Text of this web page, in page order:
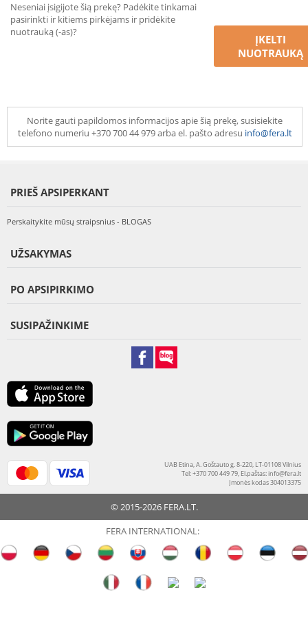
Neseniai įsigijote šią prekę? Padėkite tinkamai
pasirinkti ir kitiems pirkėjams ir pridėkite
nuotrauką (-as)?
ĮKELTI
NUOTRAUKĄ
Norite gauti papildomos informacijos apie šią prekę, susisiekite
telefono numeriu +370 700 44 979 arba el. pašto adresu info@fera.lt
PRIEŠ APSIPERKANT
Perskaitykite mūsų straipsnius - BLOGAS
UŽSAKYMAS
PO APSIPIRKIMO
SUSIPAŽINKIME
UAB Etina, A. Goštauto g. 8-220, LT-01108 Vilnius
Tel: +370 700 449 79, El.paštas:info@fera.lt
Įmonės kodas 304013375
© 2015-2026 FERA.LT.
FERA INTERNATIONAL: